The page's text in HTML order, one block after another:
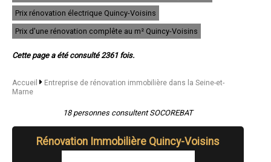
- Entreprise de rénovation immobilière à Fontainebleau
- Entreprise de rénovation immobilière à Lognes
- Entreprise de rénovation immobilière à Avon
- Entreprise de rénovation immobilière à Coulommiers
- Entreprise de rénovation immobilière à Provins
- Entreprise de rénovation immobilière à Vaires-sur-Marne
- Entreprise de rénovation immobilière à Lieusaint
- Entreprise de rénovation immobilière à Thorigny-sur-Marne
- Entreprise de rénovation immobilière à La Ferté-sous-Jouarre
- Entreprise de rénovation immobilière à Tournan-en-Brie
Prix rénovation électrique Quincy-Voisins
Prix d'une rénovation complête au m² Quincy-Voisins
Cette page a été consulté 2361 fois.
Accueil
Entreprise de rénovation immobilière dans la Seine-et-
Marne
18 personnes consultent SOCOREBAT
Rénovation Immobilière Quincy-Voisins